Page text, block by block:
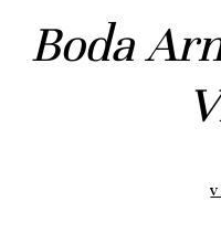
Info
Nosotros
Boda